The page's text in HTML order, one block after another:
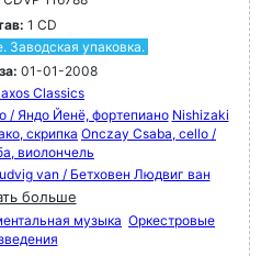
1 CD
Заводская упаковка.
01-01-2008
Classics
/ Яндо Йенё, фортепиано Nishizaki
скрипка Onczay Csaba, cello /
виолончель
van / Бетховен Людвиг ван
больше
музыка Оркестровые